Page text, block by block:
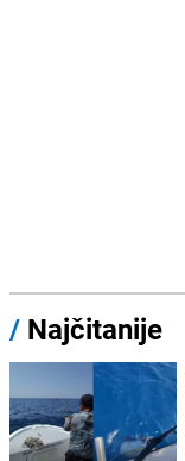
/ Najčitanije